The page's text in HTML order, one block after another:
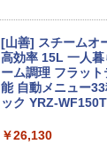
by Amazon あき
米 5kg
￥3,396
トリスウイスキー
容量 4リットル
￥4,345
カップヌードル
ーフードヌードル
らに塩分控えめ
￥2,989
[山善] スチームオ
高効率 15L 一人
ーム調理 フラッ
能 自動メニュー
ック YRZ-
￥26,130